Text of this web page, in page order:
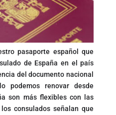
pasaporte español que
de España en el país
del documento nacional
podemos renovar desde
son más flexibles con las
consulados señalan que